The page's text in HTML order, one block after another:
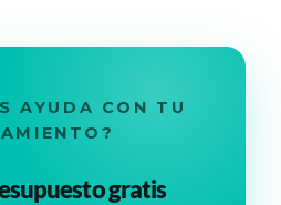
AYUDA CON TU
gratis